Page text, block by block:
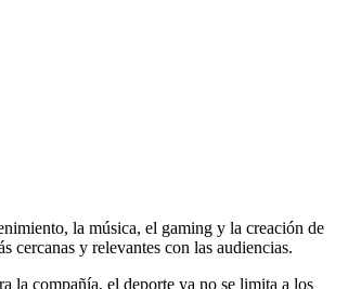
la música, el gaming y la creación de
cercanas y relevantes con las audiencias.
la compañía, el deporte ya no se limita a los